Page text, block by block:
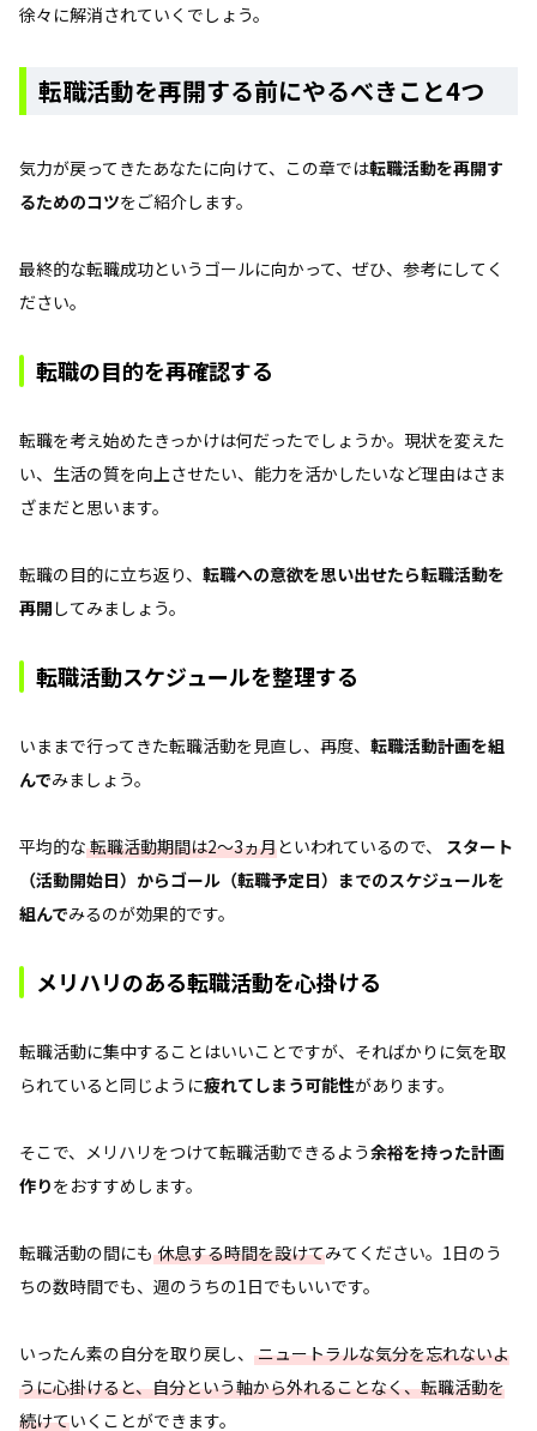
徐々に解消されていくでしょう。
転職活動を再開する前にやるべきこと4つ
気力が戻ってきたあなたに向けて、この章では転職活動を再開す
るためのコツをご紹介します。
最終的な転職成功というゴールに向かって、ぜひ、参考にしてく
ださい。
転職の目的を再確認する
転職を考え始めたきっかけは何だったでしょうか。現状を変えた
い、生活の質を向上させたい、能力を活かしたいなど理由はさま
ざまだと思います。
転職の目的に立ち返り、 転職への意欲を思い出せたら転職活動を
再開 してみましょう。
転職活動スケジュールを整理する
いままで行ってきた転職活動を見直し、再度、 転職活動計画を組
んでみましょう。
平均的な転職活動期間は2～3ヵ月といわれているので、 スタート
（活動開始日）からゴール（転職予定日）までのスケジュールを
組んでみるのが効果的です。
メリハリのある転職活動を心掛ける
転職活動に集中することはいいことですが、そればかりに気を取
られていると同じように疲れてしまう可能性があります。
そこで、メリハリをつけて転職活動できるよう余裕を持った計画
作りをおすすめします。
転職活動の間にも休息する時間を設けてみてください。1日のう
ちの数時間でも、週のうちの1日でもいいです。
いったん素の自分を取り戻し、 ニュートラルな気分を忘れないよ
うに心掛けると、自分という軸から外れることなく、転職活動を
続けていくことができます。